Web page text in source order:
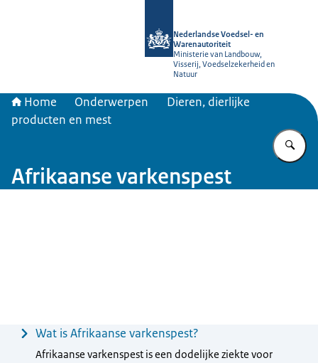
Nederlandse Voedsel- en
Warenautoriteit
Ministerie van Landbouw,
Visserij, Voedselzekerheid en
Natuur
Home Onderwerpen
Dieren, dierlijke
producten en mest
Afrikaanse varkenspest
MenuWat is Afrikaanse varkenspest?
Afrikaanse varkenspest is een dodelijke ziekte voor